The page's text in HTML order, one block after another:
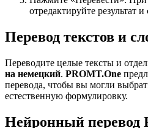
отредактируйте результат
Перевод текстов и
Переводите целые тексты и
на немецкий. PROMT.One
перевода, чтобы вы могли
естественную формулировку.
Нейронный перевод